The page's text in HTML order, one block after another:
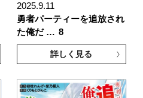
2025.9.11
勇者パーティーを追放され
た俺だ … 8
詳しく見る